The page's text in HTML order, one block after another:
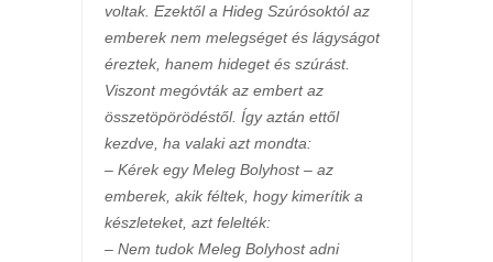
voltak. Ezektől a Hideg Szúrósoktól az
emberek nem melegséget és lágyságot
éreztek, hanem hideget és szúrást.
Viszont megóvták az embert az
összetöpörödéstől. Így aztán ettől
kezdve, ha valaki azt mondta:
– Kérek egy Meleg Bolyhost – az
emberek, akik féltek, hogy kimerítik a
készleteket, azt felelték:
– Nem tudok Meleg Bolyhost adni